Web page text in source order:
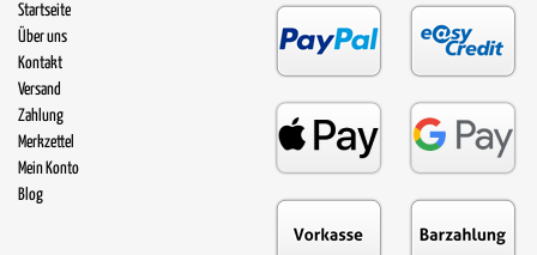
Startseite
Über uns
Kontakt
Versand
Zahlung
Merkzettel
Mein Konto
Blog